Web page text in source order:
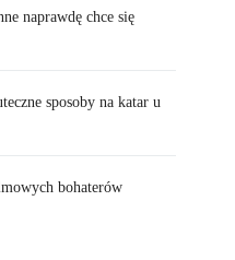
naprawdę chce się
sposoby na katar u
bohaterów